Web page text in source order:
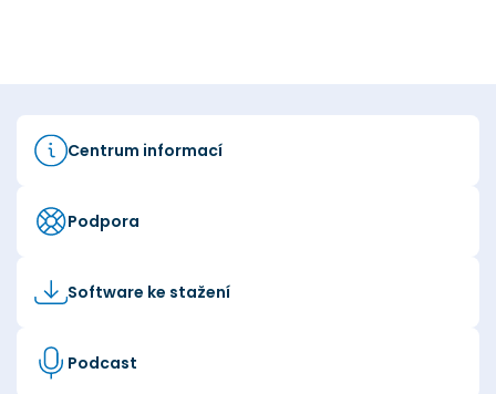
Centrum informací
Podpora
Software ke stažení
Podcast